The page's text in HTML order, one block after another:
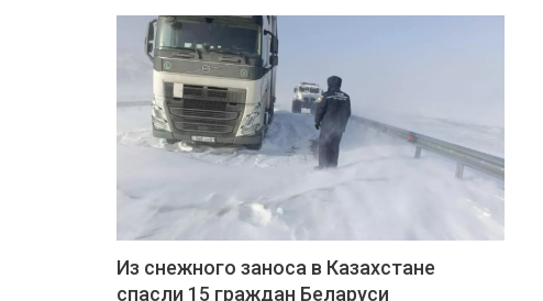
Из снежного заноса в Казахстане
спасли 15 граждан Беларуси